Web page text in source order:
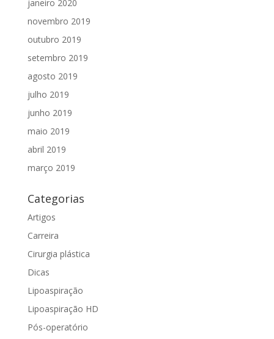
janeiro 2020
novembro 2019
outubro 2019
setembro 2019
agosto 2019
julho 2019
junho 2019
maio 2019
abril 2019
março 2019
Categorias
Artigos
Carreira
Cirurgia plástica
Dicas
Lipoaspiração
Lipoaspiração HD
Pós-operatório